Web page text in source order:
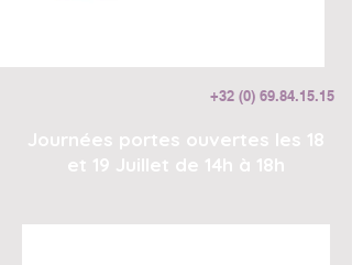
+32 (0) 69.84.15.15
Journées portes ouvertes les 18
et 19 Juillet de 14h à 18h